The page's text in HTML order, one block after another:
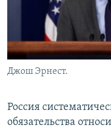
Джош Эрнест.
Россия
обязательства